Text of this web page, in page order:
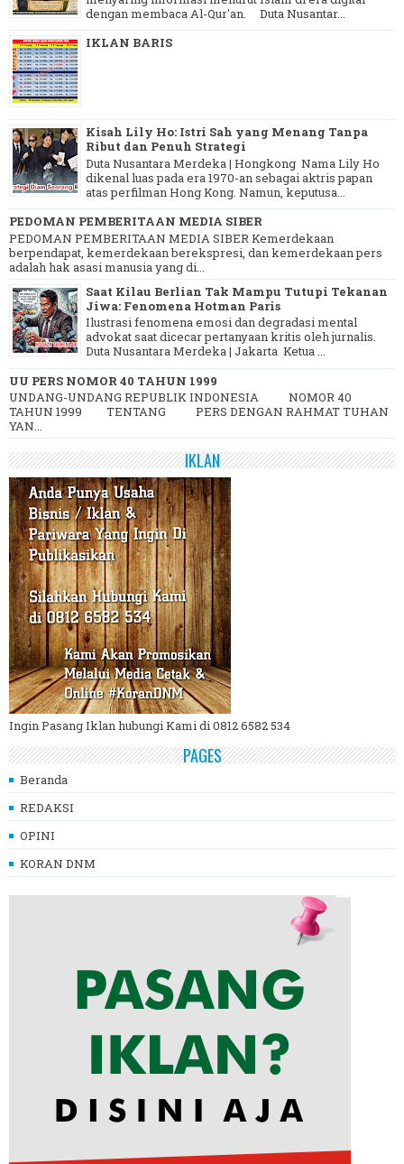
dengan membaca Al-Qur'an. Duta Nusantar...
IKLAN BARIS
Kisah Lily Ho: Istri Sah yang Menang Tanpa
Ribut dan Penuh Strategi
Duta Nusantara Merdeka | Hongkong Nama Lily Ho
dikenal luas pada era 1970-an sebagai aktris papan
atas perfilman Hong Kong. Namun, keputusa...
PEDOMAN PEMBERITAAN MEDIA SIBER
PEDOMAN PEMBERITAAN MEDIA SIBER Kemerdekaan
berpendapat, kemerdekaan berekspresi, dan kemerdekaan pers
adalah hak asasi manusia yang di...
Saat Kilau Berlian Tak Mampu Tutupi Tekanan
Jiwa: Fenomena Hotman Paris
Ilustrasi fenomena emosi dan degradasi mental
advokat saat dicecar pertanyaan kritis oleh jurnalis.
Duta Nusantara Merdeka | Jakarta Ketua ...
UU PERS NOMOR 40 TAHUN 1999
UNDANG-UNDANG REPUBLIK INDONESIA NOMOR 40
TAHUN 1999 TENTANG PERS DENGAN RAHMAT TUHAN
YAN...
IKLAN
Ingin Pasang Iklan hubungi Kami di 0812 6582 534
PAGES
Beranda
REDAKSI
OPINI
KORAN DNM